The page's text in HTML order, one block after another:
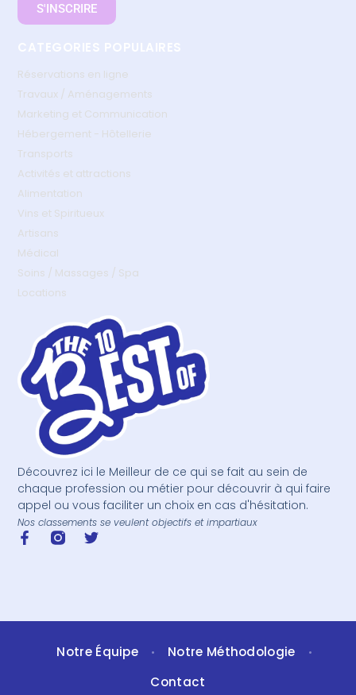
Découvrez ici le Meilleur de ce qui se fait au sein de
chaque profession ou métier pour découvrir à qui faire
appel ou vous faciliter un choix en cas d'hésitation.
Nos classements se veulent objectifs et impartiaux
S'INSCRIRE
CATEGORIES POPULAIRES
Réservations en ligne
Travaux / Aménagements
Marketing et Communication
Hébergement - Hôtellerie
Transports
Activités et attractions
Alimentation
Vins et Spiritueux
Artisans
Médical
Soins / Massages / Spa
Locations
Notre Équipe • Notre Méthodologie •
Contact